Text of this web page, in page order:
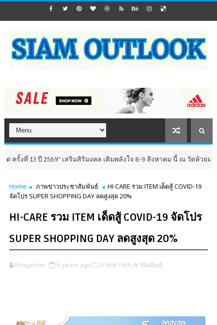
ปี 2569" เสริมสิริมงคล เติมพลังใจ 8-9 สิงหาคม นี้ ณ วัดห้วยมงคล จัง
Home ภาพข่าวประชาสัมพันธ์
HI-CARE รวม ITEM เด็ดสู้ COVID-19
จัดโปร SUPER SHOPPING DAY ลดสูงสุด 20%
HI-CARE รวม ITEM เด็ดสู้ COVID-19 จัดโปร
SUPER SHOPPING DAY ลดสูงสุด 20%
threportor 5 years ago ภาพข่าวประชาสัมพันธ์,